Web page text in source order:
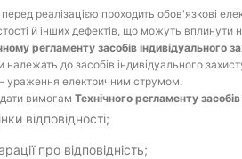
реалізацією проходить обов'язкові
й інших дефектів, що можуть вплинути
регламенту засобів індивідуального
належать до засобів індивідуального
ураження електричним струмом.
вимогам Технічного регламенту
відповідності;
про відповідність;